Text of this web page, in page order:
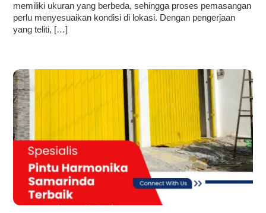
memiliki ukuran yang berbeda, sehingga proses pemasangan
perlu menyesuaikan kondisi di lokasi. Dengan pengerjaan
yang teliti, […]